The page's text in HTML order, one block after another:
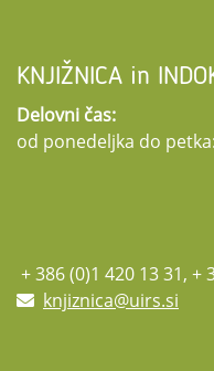
KNJIŽNICA in
Delovni čas:
od ponedeljka do
+ 386 (0)1 420 13 31, +
knjiznica@uirs.si